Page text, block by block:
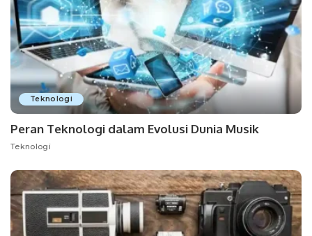
Teknologi
Peran Teknologi dalam Evolusi Dunia Musik
Teknologi